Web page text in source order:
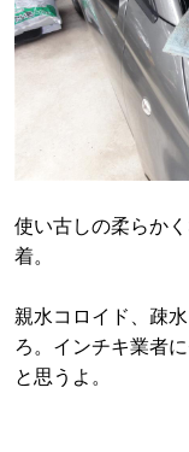
使い古しの柔らか
着。
親水コロイド、疎
ろ。インチキ業者
と思うよ。